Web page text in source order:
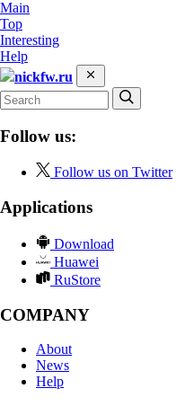
Main
Top
Interesting
Help
nickfw.ru
Follow us:
Follow us on Twitter
Applications
Download
Huawei
RuStore
COMPANY
About
News
Help